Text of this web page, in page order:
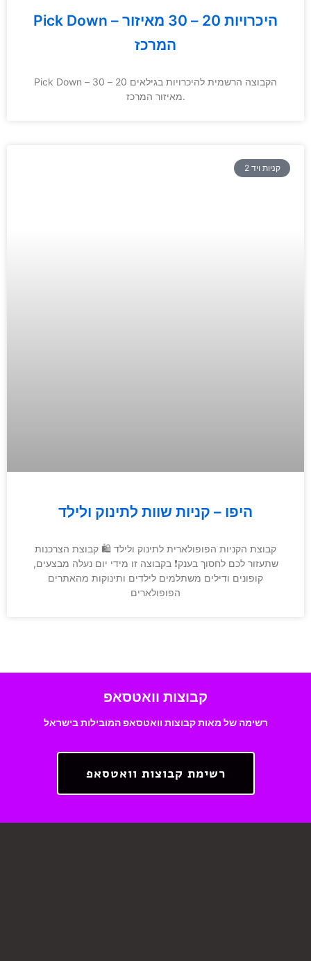
Pick Down – היכרויות 20 – 30 מאיזור
המרכז
Pick Down – הקבוצה הרשמית להיכרויות בגילאים 20 – 30
מאיזור המרכז.
קניות ויד 2
היפו – קניות שוות לתינוק ולילד
קבוצת הקניות הפופולארית לתינוק ולילד 🛍 קבוצת הצרכנות
שתעזור לכם לחסוך בענק❗️ בקבוצה זו מידי יום נעלה מבצעים,
קופונים ודילים משתלמים לילדים ותינוקות מהאתרים
הפופולארים
קבוצות וואטסאפ
רשימה של מאות קבוצות וואטסאפ המובילות בישראל
רשימת קבוצות וואטסאפ